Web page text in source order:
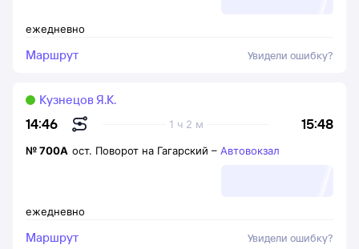
ежедневно
Маршрут Увидели ошибку?
14:46 15:48
1 ч 2 м
Кузнецов Я.К.
ежедневно
№700А ост. Поворот на Гагарский – Автовокзал
Маршрут Увидели ошибку?